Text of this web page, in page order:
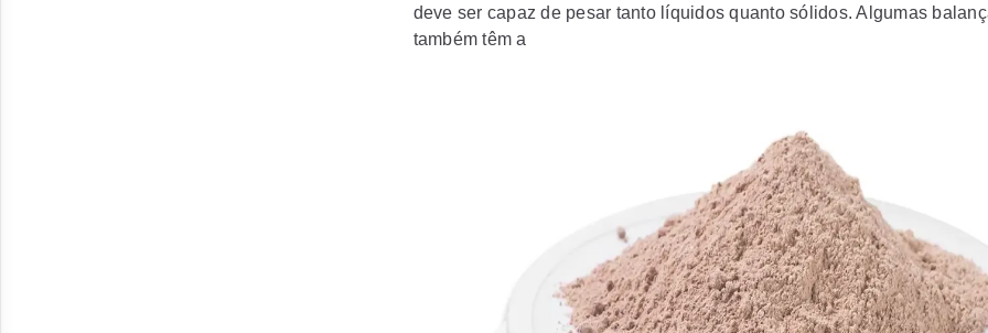
deve ser capaz de pesar tanto líquidos quanto sólidos. Algumas
também têm a